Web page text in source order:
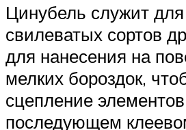
Цинубель служит
свилеватых сортов
для нанесения на
мелких бороздок,
сцепление
последующем